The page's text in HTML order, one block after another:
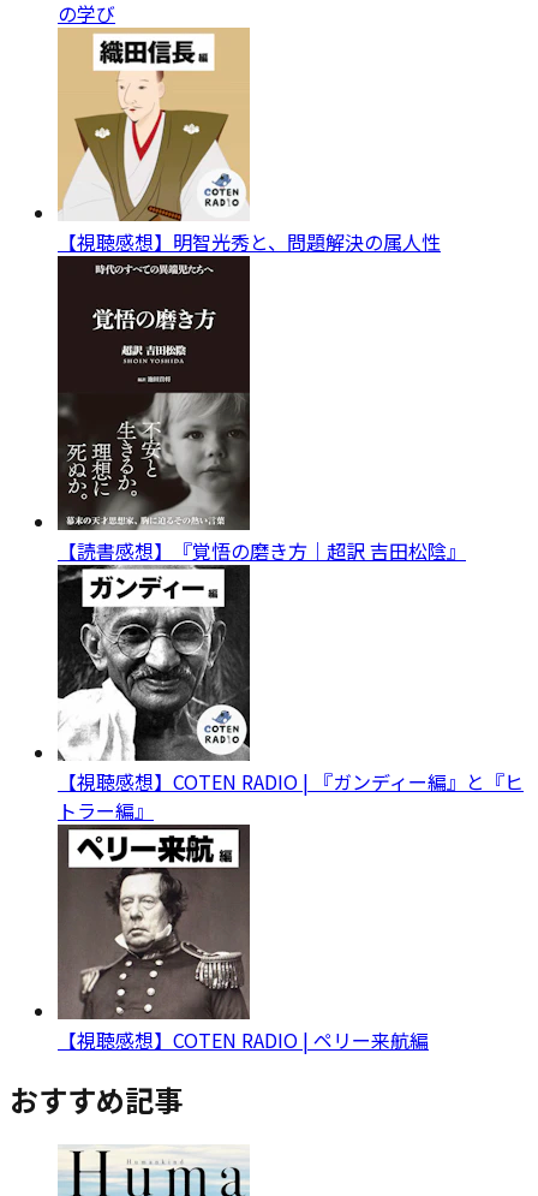
の学び
【視聴感想】明智光秀と、問題解決の属人性
【読書感想】『覚悟の磨き方｜超訳 吉田松陰』
【視聴感想】COTEN RADIO | 『ガンディー編』と『ヒ
トラー編』
【視聴感想】COTEN RADIO | ペリー来航編
おすすめ記事